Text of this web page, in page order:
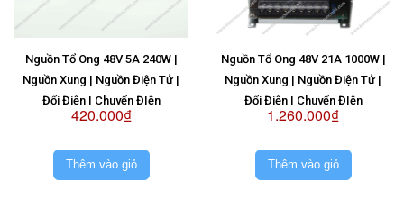
Nguồn Tổ Ong 48V 5A 240W |
Nguồn Xung | Nguồn Điện Tử |
Đổi Điện | Chuyển ĐIện
420.000₫
Thêm vào giỏ
Nguồn Tổ Ong 48V 21A 1000W |
Nguồn Xung | Nguồn Điện Tử |
Đổi Điện | Chuyển ĐIện
1.260.000₫
Thêm vào giỏ